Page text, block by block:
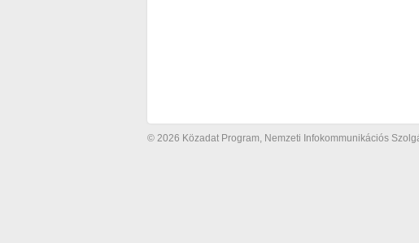
© 2026 Közadat Program, Nemzeti Infokommunikációs